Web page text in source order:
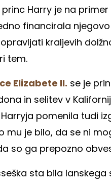
Harry je na
financirala
kraljevih
tem.
Elizabete II. se je
in selitev v
pomenila tudi
mu je bilo, da se ni
so ga prepozno
sta bila